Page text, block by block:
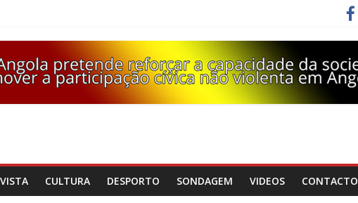
CULTURA DESPORTO SONDAGEM VIDEOS CONTACTO